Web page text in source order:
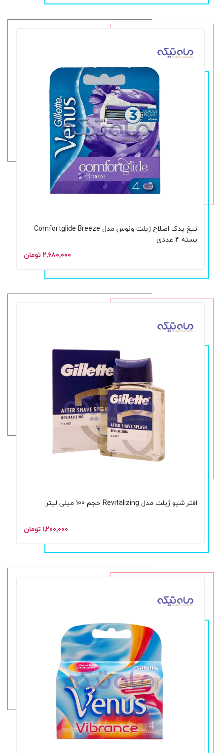
تیغ یدک اصلاح ژیلت ونوس مدل Comfortglide Breeze
بسته 4 عددی
۲,۶۸۰,۰۰۰ تومان
افتر شیو ژیلت مدل Revitalizing حجم 100 میلی لیتر
۱,۲۰۰,۰۰۰ تومان